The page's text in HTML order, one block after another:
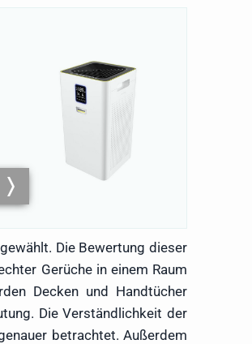
Die Bewertung dieser
Gerüche in einem Raum
Decken und Handtücher
Die Verständlichkeit der
betrachtet. Außerdem